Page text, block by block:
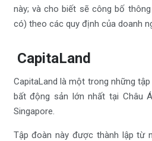
này; và cho biết sẽ công bố
có) theo các quy định của doanh
CapitaLand
CapitaLand là một trong những
bất động sản lớn nhất tại Châu
Singapore.
Tập đoàn này được thành lập từ